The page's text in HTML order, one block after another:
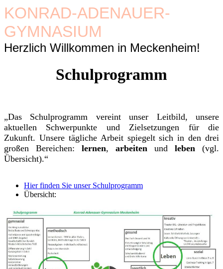
KONRAD-ADENAUER-
GYMNASIUM
Herzlich Willkommen in Meckenheim!
Schulprogramm
„Das Schulprogramm vereint unser Leitbild, unsere
aktuellen Schwerpunkte und Zielsetzungen für die
Zukunft. Unsere tägliche Arbeit spiegelt sich in den drei
großen Bereichen: lernen, arbeiten und leben (vgl.
Übersicht).“
Hier finden Sie unser Schulprogramm
Übersicht: